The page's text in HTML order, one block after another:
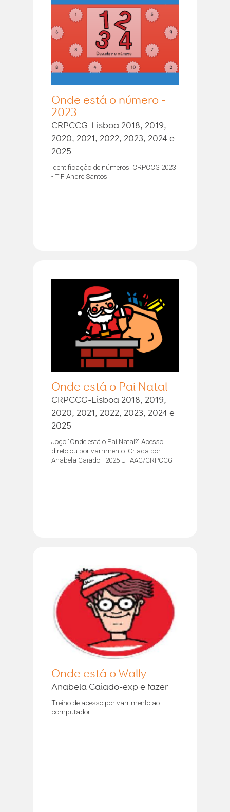
Onde está o número -
2023
CRPCCG-Lisboa 2018, 2019,
2020, 2021, 2022, 2023, 2024 e
2025
Identificação de números. CRPCCG 2023
- T.F. André Santos
Onde está o Pai Natal
CRPCCG-Lisboa 2018, 2019,
2020, 2021, 2022, 2023, 2024 e
2025
Jogo "Onde está o Pai Natal?" Acesso
direto ou por varrimento. Criada por
Anabela Caiado - 2025 UTAAC/CRPCCG
Onde está o Wally
Anabela Caiado-exp e fazer
Treino de acesso por varrimento ao
computador.